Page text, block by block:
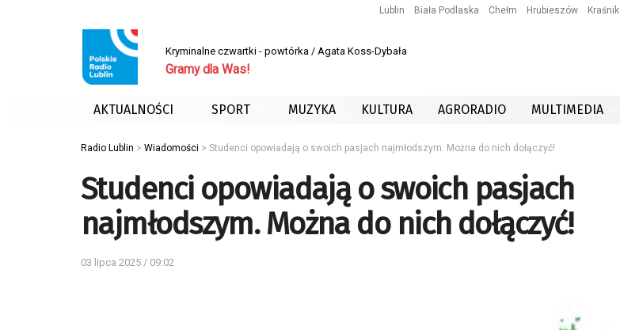
Lublin Biała Podlaska Chełm Hrubieszów Kraśnik
Kryminalne czwartki - powtórka / Agata Koss-Dybała
Gramy dla Was!
AKTUALNOŚCI SPORT MUZYKA KULTURA AGRORADIO MULTIMEDIA
Radio Lublin > Wiadomości > Studenci opowiadają o swoich pasjach najmłodszym. Można do nich dołączyć!
Studenci opowiadają o swoich pasjach
najmłodszym. Można do nich dołączyć!
03 lipca 2025 / 09:02